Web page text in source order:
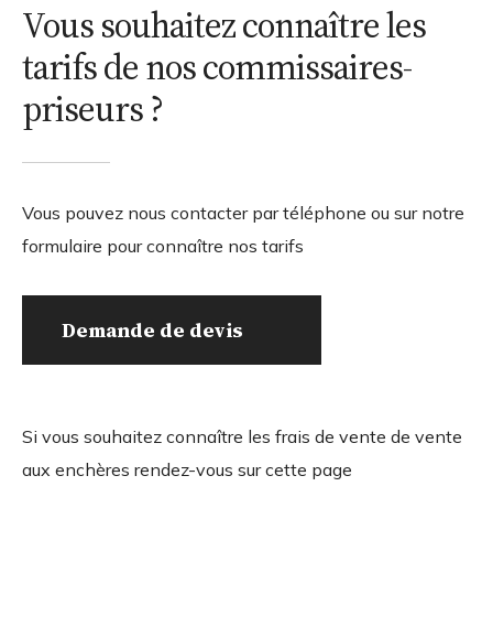
Vous souhaitez connaître les
tarifs de nos commissaires-
priseurs ?
Vous pouvez nous contacter par téléphone ou sur notre
formulaire pour connaître nos tarifs
Demande de devis
Si vous souhaitez connaître les frais de vente de vente
aux enchères rendez-vous sur cette page